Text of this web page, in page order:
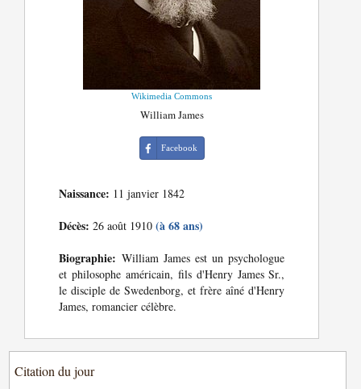
Wikimedia Commons
William James
Facebook
Naissance: 11 janvier 1842
Décès: 26 août 1910(à 68 ans)
Biographie: William James est un psychologue
et philosophe américain, fils d'Henry James Sr.,
le disciple de Swedenborg, et frère aîné d'Henry
James, romancier célèbre.
Citation du jour